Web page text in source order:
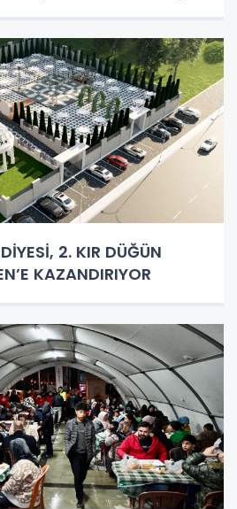
2. KIR DÜĞÜN
KAZANDIRIYOR